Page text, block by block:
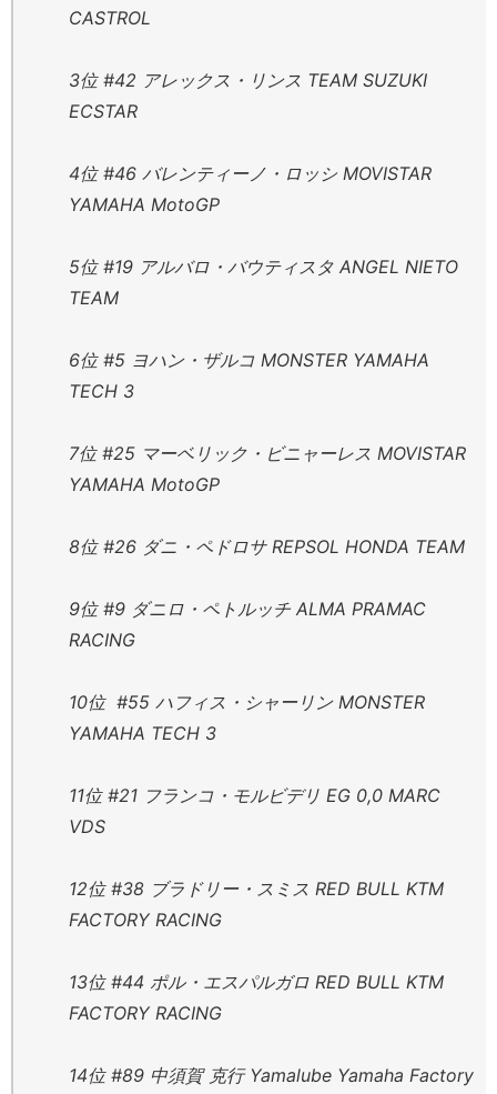
CASTROL
3位 #42 アレックス・リンス TEAM SUZUKI
ECSTAR
4位 #46 バレンティーノ・ロッシ MOVISTAR
YAMAHA MotoGP
5位 #19 アルバロ・バウティスタ ANGEL NIETO
TEAM
6位 #5 ヨハン・ザルコ MONSTER YAMAHA
TECH 3
7位 #25 マーベリック・ビニャーレス MOVISTAR
YAMAHA MotoGP
8位 #26 ダニ・ペドロサ REPSOL HONDA TEAM
9位 #9 ダニロ・ペトルッチ ALMA PRAMAC
RACING
10位 #55 ハフィス・シャーリン MONSTER
YAMAHA TECH 3
11位 #21 フランコ・モルビデリ EG 0,0 MARC
VDS
12位 #38 ブラドリー・スミス RED BULL KTM
FACTORY RACING
13位 #44 ポル・エスパルガロ RED BULL KTM
FACTORY RACING
14位 #89 中須賀 克行 Yamalube Yamaha Factory